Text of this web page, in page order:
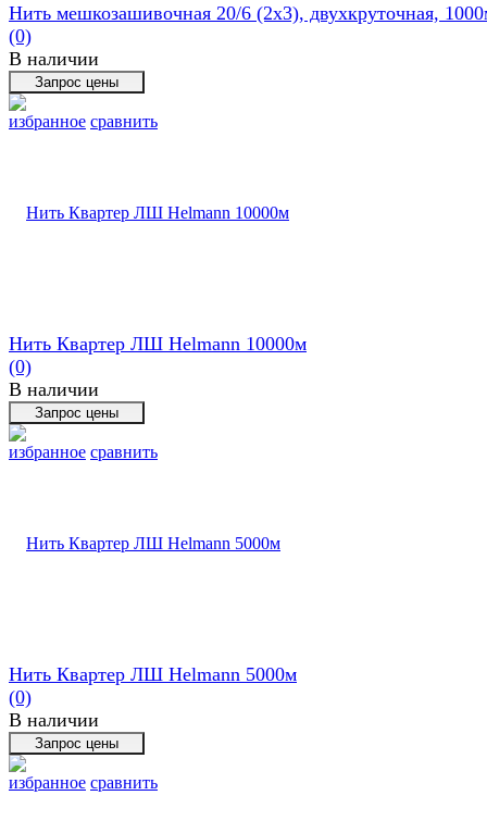
избранное сравнить
Нить мешкозашивочная 20/6 (2х3), двухкруточная,
(0)
В наличии
избранное сравнить
Нить Квартер ЛШ Helmann 10000м
(0)
В наличии
избранное сравнить
Нить Квартер ЛШ Helmann 5000м
(0)
В наличии